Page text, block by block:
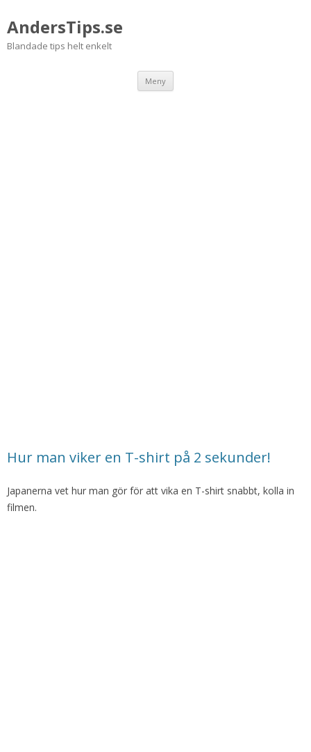
AndersTips.se
Blandade tips helt enkelt
Meny
Hur man viker en T-shirt på 2 sekunder!
Japanerna vet hur man gör för att vika en T-shirt snabbt, kolla in
filmen.